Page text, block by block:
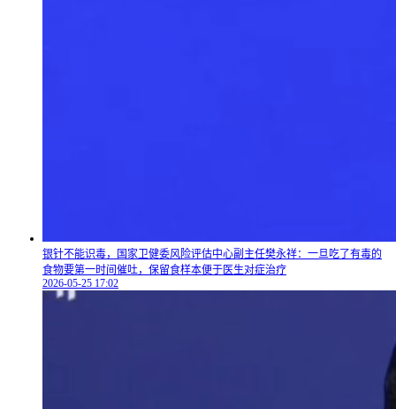
银针不能识毒，国家卫健委风险评估中心副主任樊永祥：一旦吃了有毒的
食物要第一时间催吐，保留食样本便于医生对症治疗
2026-05-25 17:02